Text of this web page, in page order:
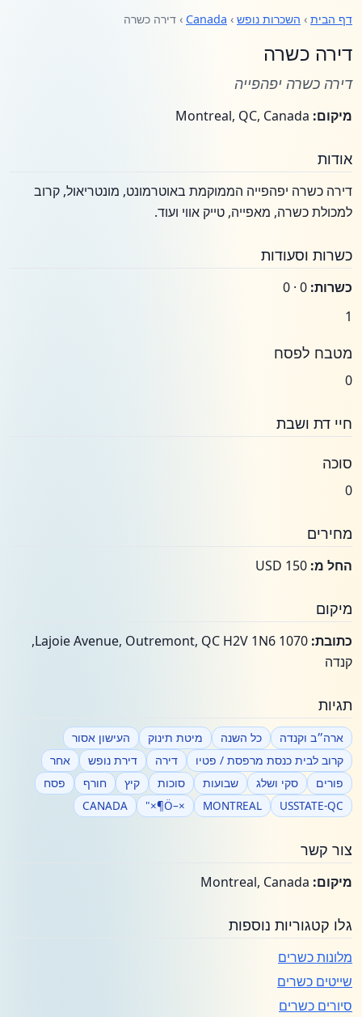
דף הבית › השכרות נופש ›
Canada › דירה כשרה
דירה כשרה
דירה כשרה יפהפייה
מיקום:
אודות
דירה כשרה יפהפייה הממוקמת באוטרמונט, מונטריאול, קרוב
למכולת כשרה, מאפייה, טייק אווי ועוד.
כשרות וסעודות
כשרות:
1
מטבח לפסח
0
חיי דת ושבת
סוכה
0
מחירים
החל מ:
מיקום
כתובת:
1070 Lajoie Avenue, Outremont, QC H2V 1N6,
קנדה
תגיות
ארה״ב וקנדה כל השנה מיטת תינוק
העישון אסור
קרוב לבית כנסת מרפסת / פטיו
דירה דירת נופש
אחר
פורים
סקי ושלג שבועות סוכות קיץ חורף
פסח
USSTATE-QC
MONTREAL
×–Ö¶×"
CANADA
צור קשר
מיקום:
גלו קטגוריות נוספות
מלונות כשרים
שייטים כשרים
סיורים כשרים